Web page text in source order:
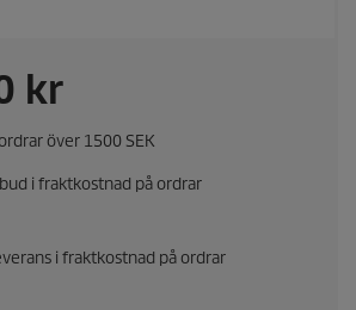
kr
över 1500 SEK
i fraktkostnad på ordrar
i fraktkostnad på ordrar